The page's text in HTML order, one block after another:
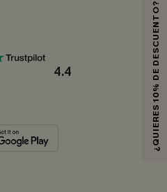
4.4 ¿QUIERES 10% DE DESCUENTO?